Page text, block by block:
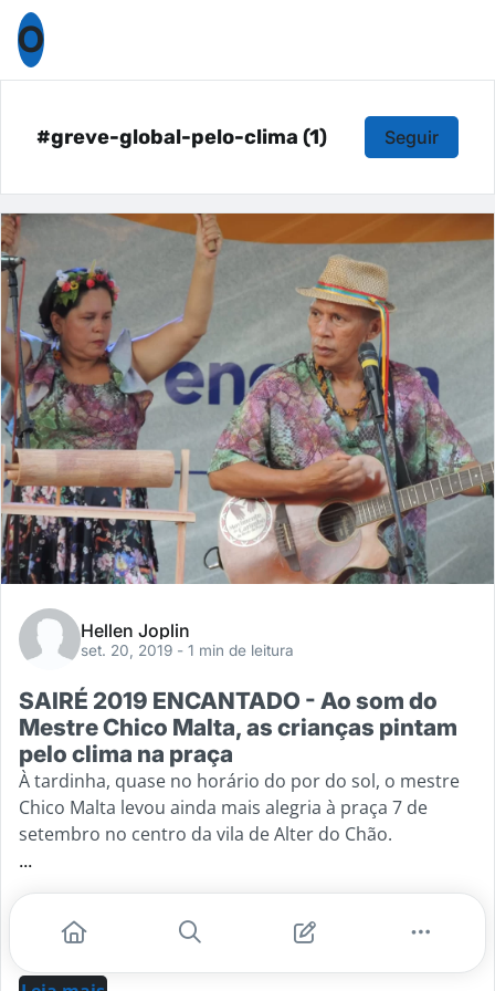
O
#greve-global-pelo-clima (1) Seguir
Hellen Joplin
set. 20, 2019 - 1 min de leitura
SAIRÉ 2019 ENCANTADO - Ao som do
Mestre Chico Malta, as crianças pintam
pelo clima na praça
À tardinha, quase no horário do por do sol, o mestre
Chico Malta levou ainda mais alegria à praça 7 de
setembro no centro da vila de Alter do Chão.
...
#greve global pelo clima